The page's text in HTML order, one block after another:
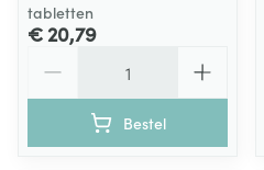
tabletten
€ 20,79
Bestel